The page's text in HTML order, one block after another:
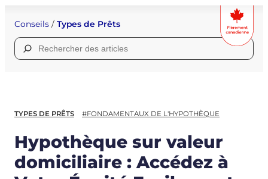
Conseils / Types de Prêts
Rechercher :
TYPES DE PRÊTS #FONDAMENTAUX DE L'HYPOTHÈQUE
Hypothèque sur valeur
domiciliaire : Accédez à